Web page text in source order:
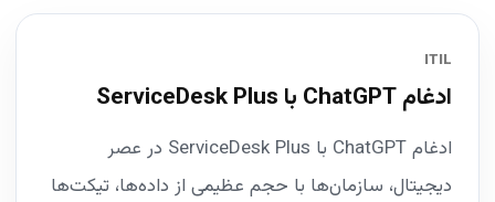
ITIL
ادغام ChatGPT با ServiceDesk Plus
ادغام ChatGPT با ServiceDesk Plus در عصر
دیجیتال، سازمان‌ها با حجم عظیمی از داده‌ها، تیکت‌ها